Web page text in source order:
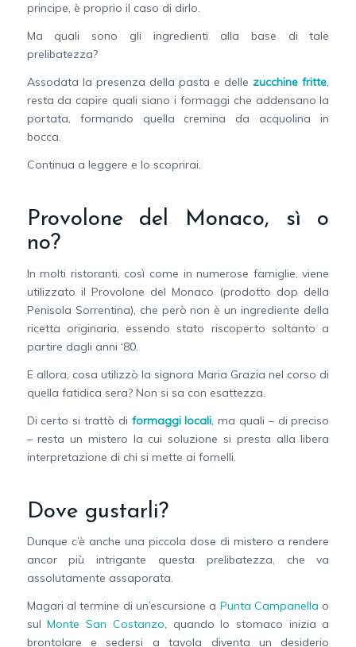
principe, è proprio il caso di dirlo.
Ma quali sono gli ingredienti alla base di tale
prelibatezza?
Assodata la presenza della pasta e delle zucchine fritte,
resta da capire quali siano i formaggi che addensano la
portata, formando quella cremina da acquolina in
bocca.
Continua a leggere e lo scoprirai.
Provolone del Monaco, sì o
no?
In molti ristoranti, così come in numerose famiglie, viene
utilizzato il Provolone del Monaco (prodotto dop della
Penisola Sorrentina), che però non è un ingrediente della
ricetta originaria, essendo stato riscoperto soltanto a
partire dagli anni ‘80.
E allora, cosa utilizzò la signora Maria Grazia nel corso di
quella fatidica sera? Non si sa con esattezza.
Di certo si trattò di formaggi locali , ma quali – di preciso
– resta un mistero la cui soluzione si presta alla libera
interpretazione di chi si mette ai fornelli.
Dove gustarli?
Dunque c’è anche una piccola dose di mistero a rendere
ancor più intrigante questa prelibatezza, che va
assolutamente assaporata.
Magari al termine di un’escursione a Punta Campanella o
sulMonte San Costanzo, quando lo stomaco inizia a
brontolare e sedersi a tavola diventa un desiderio